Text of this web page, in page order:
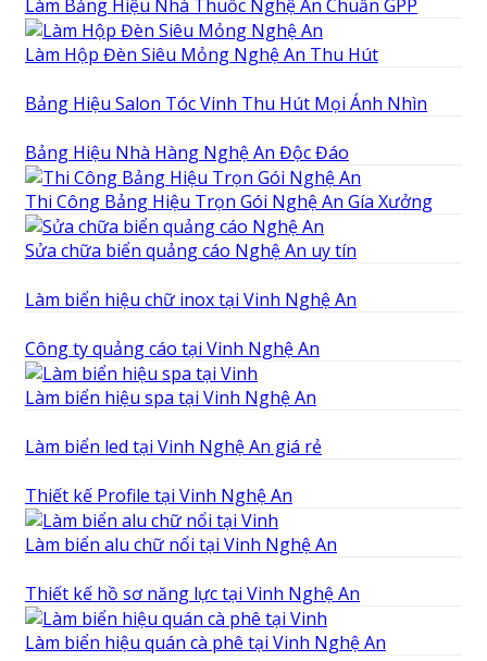
Làm Bảng Hiệu Nhà Thuốc Nghệ An Chuẩn GPP
Làm Hộp Đèn Siêu Mỏng Nghệ An Thu Hút
Bảng Hiệu Salon Tóc Vinh Thu Hút Mọi Ánh Nhìn
Bảng Hiệu Nhà Hàng Nghệ An Độc Đáo
Thi Công Bảng Hiệu Trọn Gói Nghệ An Gía Xưởng
Sửa chữa biển quảng cáo Nghệ An uy tín
Làm biển hiệu chữ inox tại Vinh Nghệ An
Công ty quảng cáo tại Vinh Nghệ An
Làm biển hiệu spa tại Vinh Nghệ An
Làm biển led tại Vinh Nghệ An giá rẻ
Thiết kế Profile tại Vinh Nghệ An
Làm biển alu chữ nổi tại Vinh Nghệ An
Thiết kế hồ sơ năng lực tại Vinh Nghệ An
Làm biển hiệu quán cà phê tại Vinh Nghệ An